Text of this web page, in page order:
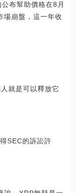
布幫助價格在8月
崩盤，這一年收
就是可以釋放它
SEC的訴訟許